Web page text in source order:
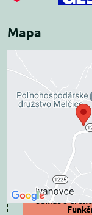
Mapa
Externý
blokovaný
Prajete si načítať
Povoliť
Povoliť a
súhlas s